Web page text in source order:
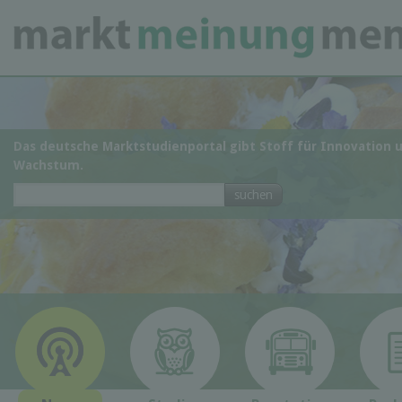
Das deutsche Marktstudienportal gibt Stoff für Innovation
Wachstum.